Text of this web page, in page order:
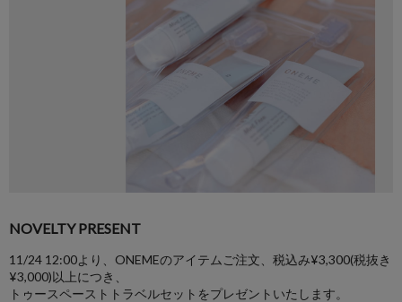
NOVELTY PRESENT
11/24 12:00より、ONEMEのアイテムご注文、税込み¥3,300(税抜き
¥3,000)以上につき、
トゥースペーストトラベルセットをプレゼントいたします。